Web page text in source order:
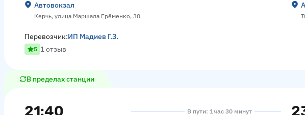
Автовокзал
Керчь, улица Маршала Ерёменко, 30
Перевозчик:ИП Мадиев Г.З.
5 1 отзыв
В пределах станции
21:40 В пути: 1 час 30 минут